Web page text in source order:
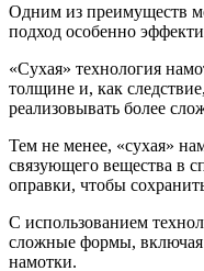
Одним из преимуществ
подход особенно
«Сухая» технология
толщине и, как
реализовывать более
Тем не менее, «сухая»
связующего вещества в
оправки, чтобы
С использованием
сложные формы, включая
намотки.